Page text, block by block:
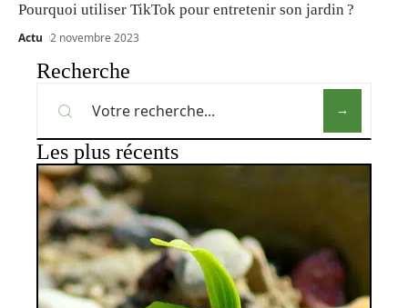
Pourquoi utiliser TikTok pour entretenir son jardin ?
Actu 2 novembre 2023
Recherche
Les plus récents